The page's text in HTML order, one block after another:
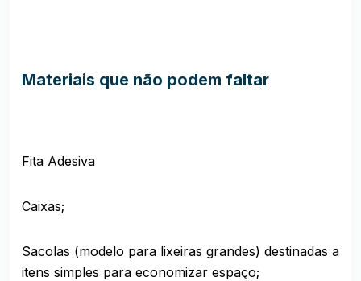
Materiais que não podem faltar
Fita Adesiva
Caixas;
Sacolas (modelo para lixeiras grandes) destinadas a
itens simples para economizar espaço;